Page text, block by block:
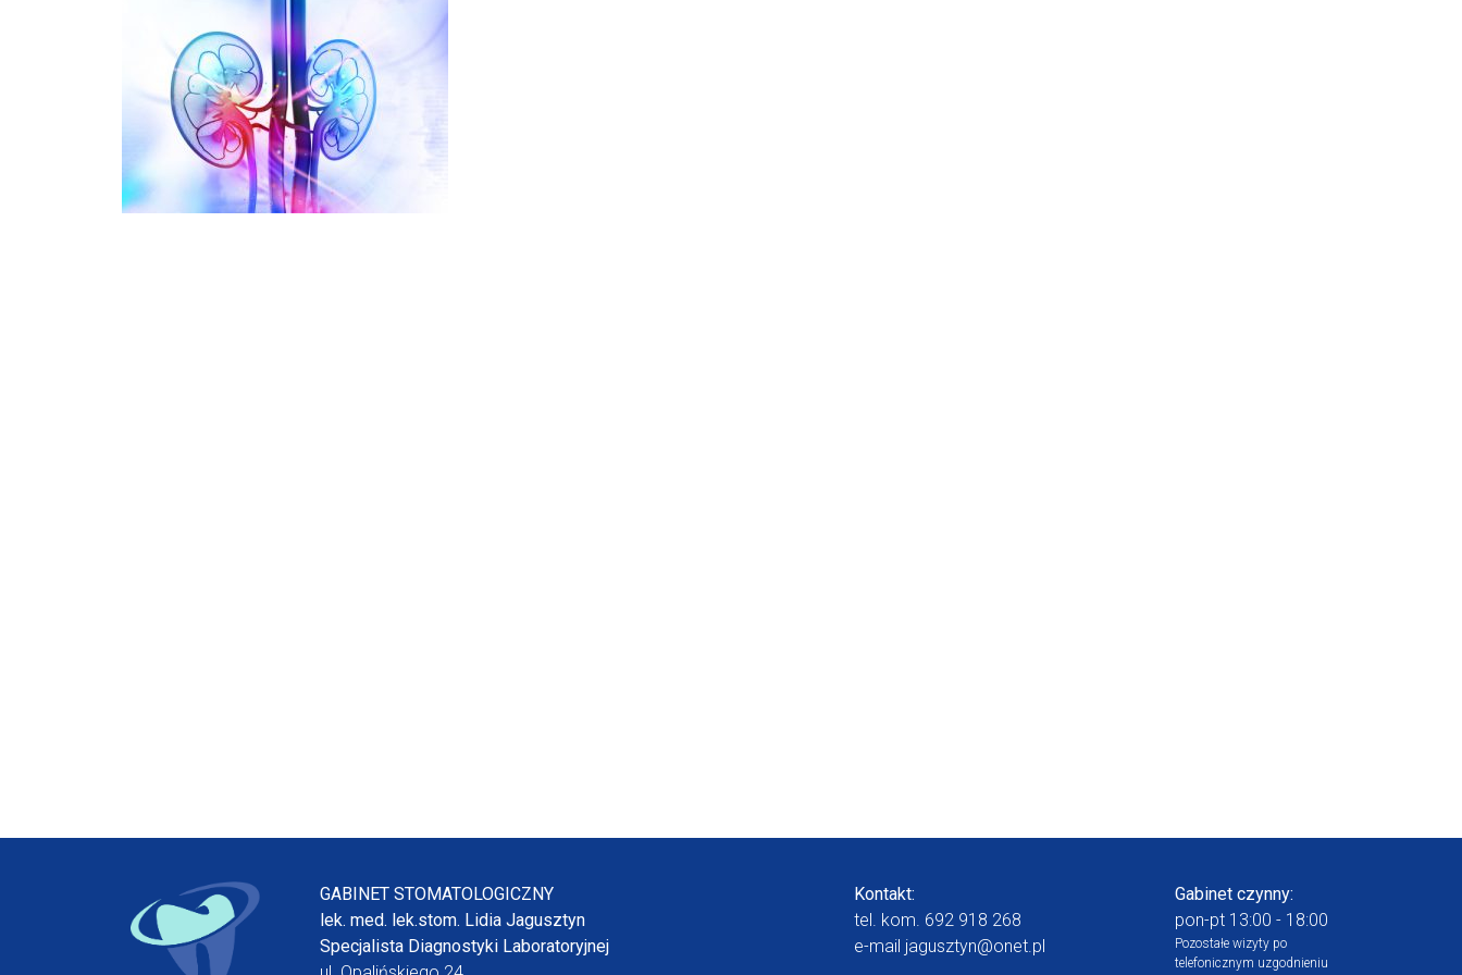
GABINET STOMATOLOGICZNY
lek. med. lek.stom. Lidia Jagusztyn
Specjalista Diagnostyki Laboratoryjnej
Kontakt:
tel. kom. 692 918 268
e-mail jagusztyn@onet.pl
Gabinet czynny:
pon-pt 13:00 - 18:00
Pozostałe wizyty po
telefonicznym uzgodnieniu